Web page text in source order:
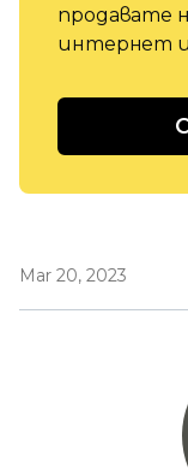
продавате
интернет и
Mar 20, 2023